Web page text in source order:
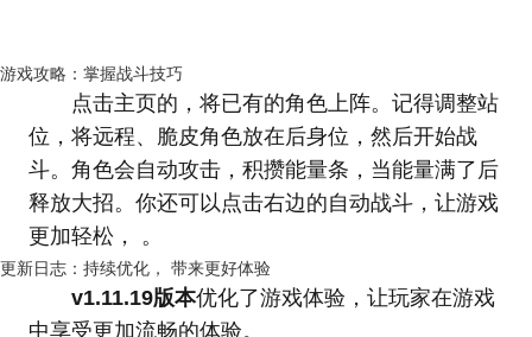
游戏攻略：掌握战斗技巧
点击主页的，将已有的角色上阵。记得调整站
位，将远程、脆皮角色放在后身位，然后开始战
斗。角色会自动攻击，积攒能量条，当能量满了后
释放大招。你还可以点击右边的自动战斗，让游戏
更加轻松， 。
更新日志：持续优化， 带来更好体验
v1.11.19版本优化了游戏体验，让玩家在游戏
中享受更加流畅的体验。